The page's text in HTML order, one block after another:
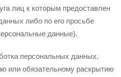
лиц к которым предоставлен
либо по его просьбе
данные).
персональных данных,
или обязательному раскрытию